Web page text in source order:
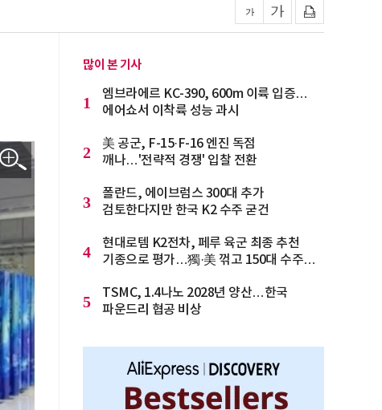
많이 본 기사
1
엠브라에르 KC-390, 600m 이륙 입증…
에어쇼서 이착륙 성능 과시
2
美 공군, F-15·F-16 엔진 독점
깨나…'전략적 경쟁' 입찰 전환
3
폴란드, 에이브럼스 300대 추가
검토한다지만 한국 K2 수주 굳건
4
현대로템 K2전차, 페루 육군 최종 추천
기종으로 평가…獨·美 꺾고 150대 수주
5
TSMC, 1.4나노 2028년 양산…한국
파운드리 협공 비상